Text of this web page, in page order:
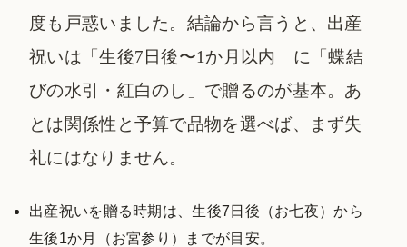
度も戸惑いました。結論から言うと、出産
祝いは「生後7日後〜1か月以内」に「蝶結
びの水引・紅白のし」で贈るのが基本。あ
とは関係性と予算で品物を選べば、まず失
礼にはなりません。
出産祝いを贈る時期は、生後7日後（お七夜）から
生後1か月（お宮参り）までが目安。